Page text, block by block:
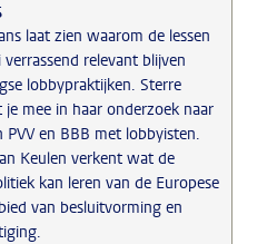
laat zien waarom de lessen
relevant blijven
lobbypraktijken. Sterre
je mee in haar onderzoek naar
PVV en BBB met lobbyisten.
Keulen verkent wat de
kan leren van de Europese
van besluitvorming en